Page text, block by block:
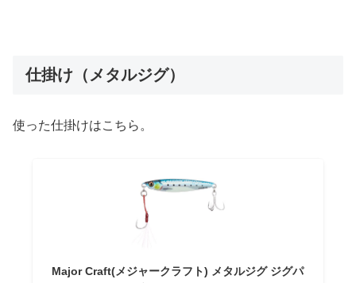
仕掛け（メタルジグ）
使った仕掛けはこちら。
Major Craft(メジャークラフト) メタルジグ ジグパ